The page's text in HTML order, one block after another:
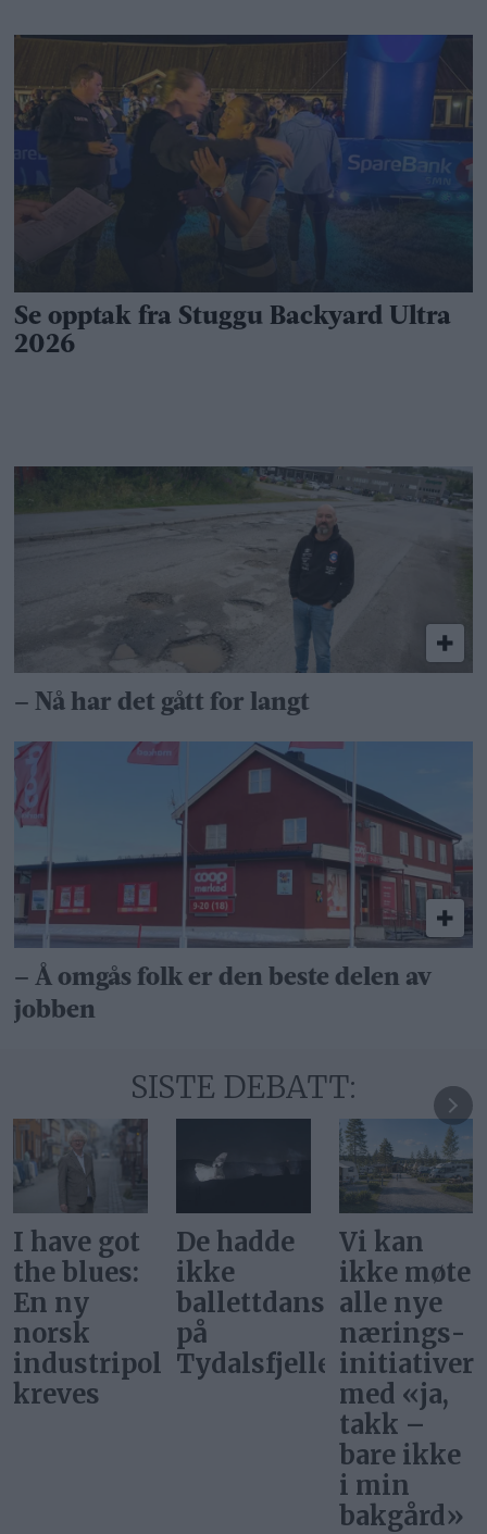
– Nå har det gått for langt
– Å omgås folk er den beste delen av
jobben
SISTE DEBATT:
I have got
the blues:
En ny
norsk
industripolitikk
kreves
De hadde
ikke
ballettdansere
på
Tydalsfjellet
Vi kan
ikke møte
alle nye
nærings­
initiativer
med «ja,
takk –
bare ikke
i min
bakgård»